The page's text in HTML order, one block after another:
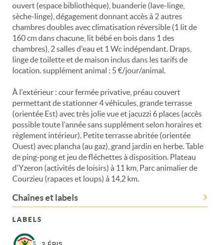
ouvert (espace bibliothèque), buanderie (lave-linge,
sèche-linge), dégagement donnant accès à 2 autres
chambres doubles avec climatisation réversible (1 lit de
160 cm dans chacune, lit bébé en bois dans 1 des
chambres), 2 salles d'eau et 1 Wc indépendant. Draps,
linge de toilette et de maison inclus dans les tarifs de
location. supplément animal : 5 €/jour/animal.
À l'extérieur : cour fermée privative, préau couvert
permettant de stationner 4 véhicules, grande terrasse
(orientée Est) avec très jolie vue et jacuzzi 6 places (accès
possible toute l'année sans supplément selon horaires et
règlement intérieur). Petite terrasse abritée (orientée
Ouest) avec plancha (au gaz), grand jardin en herbe. Table
de ping-pong et jeu de fléchettes à disposition. Plateau
d'Yzeron (activités de loisirs) à 11 km, Parc animalier de
Courzieu (rapaces et loups) à 14,2 km.
Chaînes et labels
LABELS